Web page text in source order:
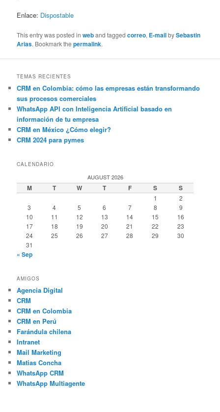
Enlace: Dispostable
This entry was posted inweband taggedcorreo, E-mailbySebastin
Arias. Bookmark thepermalink.
TEMAS RECIENTES
CRM en Colombia: cómo las empresas están transformando
sus procesos comerciales
WhatsApp API con Inteligencia Artificial basado en
información de tu empresa
CRM en México ¿Cómo elegir?
CRM 2024 para pymes
CALENDARIO
AUGUST 2026
M T W T F S S
1
2
3
4 5 6 7 8
9
10
11 12 13 14 15
16
17
18 19 20 21 22
23
24
25 26 27 28 29
30
31
« Sep
AMIGOS
Agencia Digital
CRM
CRM en Colombia
CRM en Perú
Farándula chilena
Intranet
Mail Marketing
Matias Concha
WhatsApp CRM
WhatsApp Multiagente